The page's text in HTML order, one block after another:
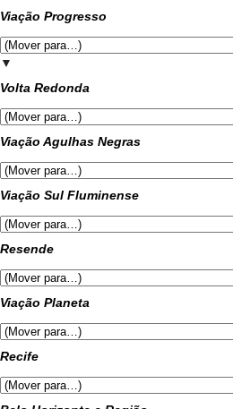
Viação Progresso
▼
Volta Redonda
Viação Agulhas Negras
Viação Sul Fluminense
Resende
Viação Planeta
Recife